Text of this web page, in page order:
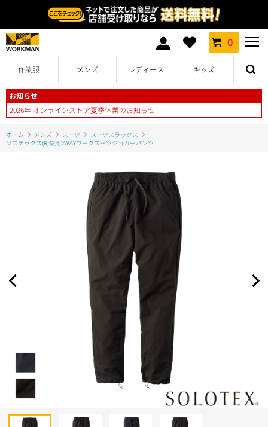
0
作業服 メンズ レディース キッズ
お知らせ
2026年 オンラインストア夏季休業のお知らせ
ホーム メンズ スーツ
スーツスラックス
ソロテックス(R)使用2WAYワークスーツジョガーパンツ